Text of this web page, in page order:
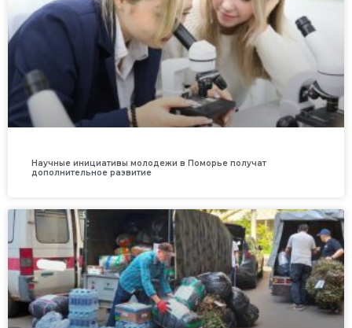
Научные инициативы молодежи в Поморье получат
дополнительное развитие